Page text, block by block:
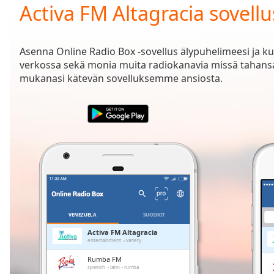
Current
Time0:00
Duration
Loaded:
0.00%
Remaining
Activa FM Altagracia
Asenna Online Radio Box -sovellus älypuhelimeesi ja
verkossa sekä monia muita radiokanavia missä
mukanasi kätevän sovelluksemme ansiosta.
VENEZUELA SUOSIKIT
Activa FM Altagracia
entertainment variety
Rumba FM
spanish latin rumba